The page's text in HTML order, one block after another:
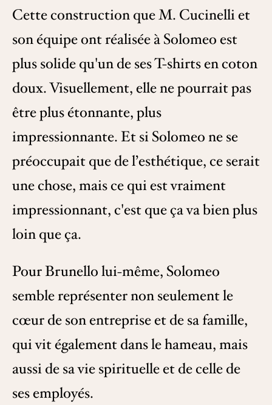
Cette construction que M. Cucinelli et
son équipe ont réalisée à Solomeo est
plus solide qu'un de ses T-shirts en coton
doux. Visuellement, elle ne pourrait pas
être plus étonnante, plus
impressionnante. Et si Solomeo ne se
préoccupait que de l’esthétique, ce serait
une chose, mais ce qui est vraiment
impressionnant, c'est que ça va bien plus
loin que ça.
Pour Brunello lui-même, Solomeo
semble représenter non seulement le
cœur de son entreprise et de sa famille,
qui vit également dans le hameau, mais
aussi de sa vie spirituelle et de celle de
ses employés.